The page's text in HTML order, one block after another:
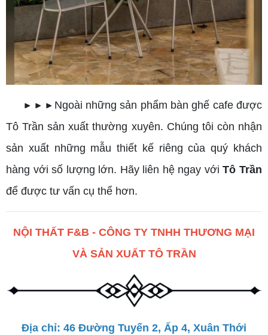
▶ ▶ ▶ Ngoài những sản phẩm bàn ghế cafe được
Tô Trần sản xuất thường xuyên. Chúng tôi còn nhận
sản xuất những mẫu thiết kế riêng của quý khách
hàng với số lượng lớn. Hãy liên hệ ngay vớiTô Trần
để được tư vấn cụ thể hơn.
NỘI THẤT F&B - CÔNG TY TNHH THƯƠNG MẠI
VÀ SẢN XUẤT TÔ TRẦN
Địa chỉ: 46 Đường Tuyến 2, Ấp 4, Xuân Thới